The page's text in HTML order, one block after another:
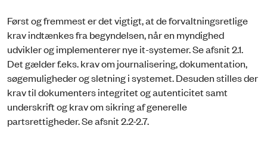
Først og fremmest er det vigtigt, at de forvaltningsretlige
krav indtænkes fra begyndelsen, når en myndighed
udvikler og implementerer nye it-systemer. Se afsnit 2.1.
Det gælder f.eks. krav om journalisering, dokumentation,
søgemuligheder og sletning i systemet. Desuden stilles der
krav til dokumenters integritet og autenticitet samt
underskrift og krav om sikring af generelle
partsrettigheder. Se afsnit 2.2-2.7.